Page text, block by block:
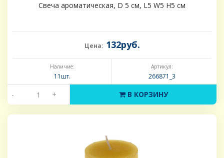
Свеча ароматическая, D 5 см, L5 W5 H5 см
Цена: 132руб.
Наличие:
11шт.
Артикул:
266871_3
- + В КОРЗИНУ